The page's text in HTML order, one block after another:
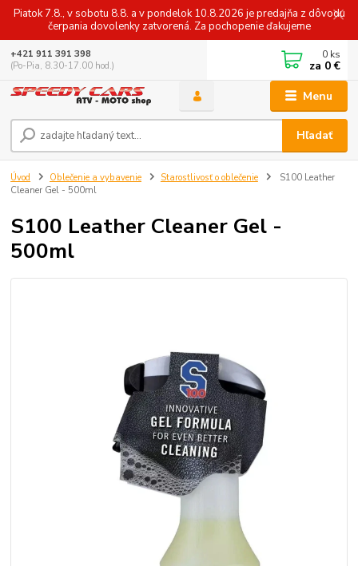
Piatok 7.8., v sobotu 8.8. a v pondelok 10.8.2026 je predajňa z dôvodu
čerpania dovolenky zatvorená. Za pochopenie ďakujeme
Menu
Hľadať
+421 911 391 398
(Po-Pia, 8.30-17.00 hod.)
0 ks
za 0 €
Úvod Oblečenie a vybavenie Starostlivosť o oblečenie
S100 Leather
Cleaner Gel - 500ml
S100 Leather Cleaner Gel -
500ml